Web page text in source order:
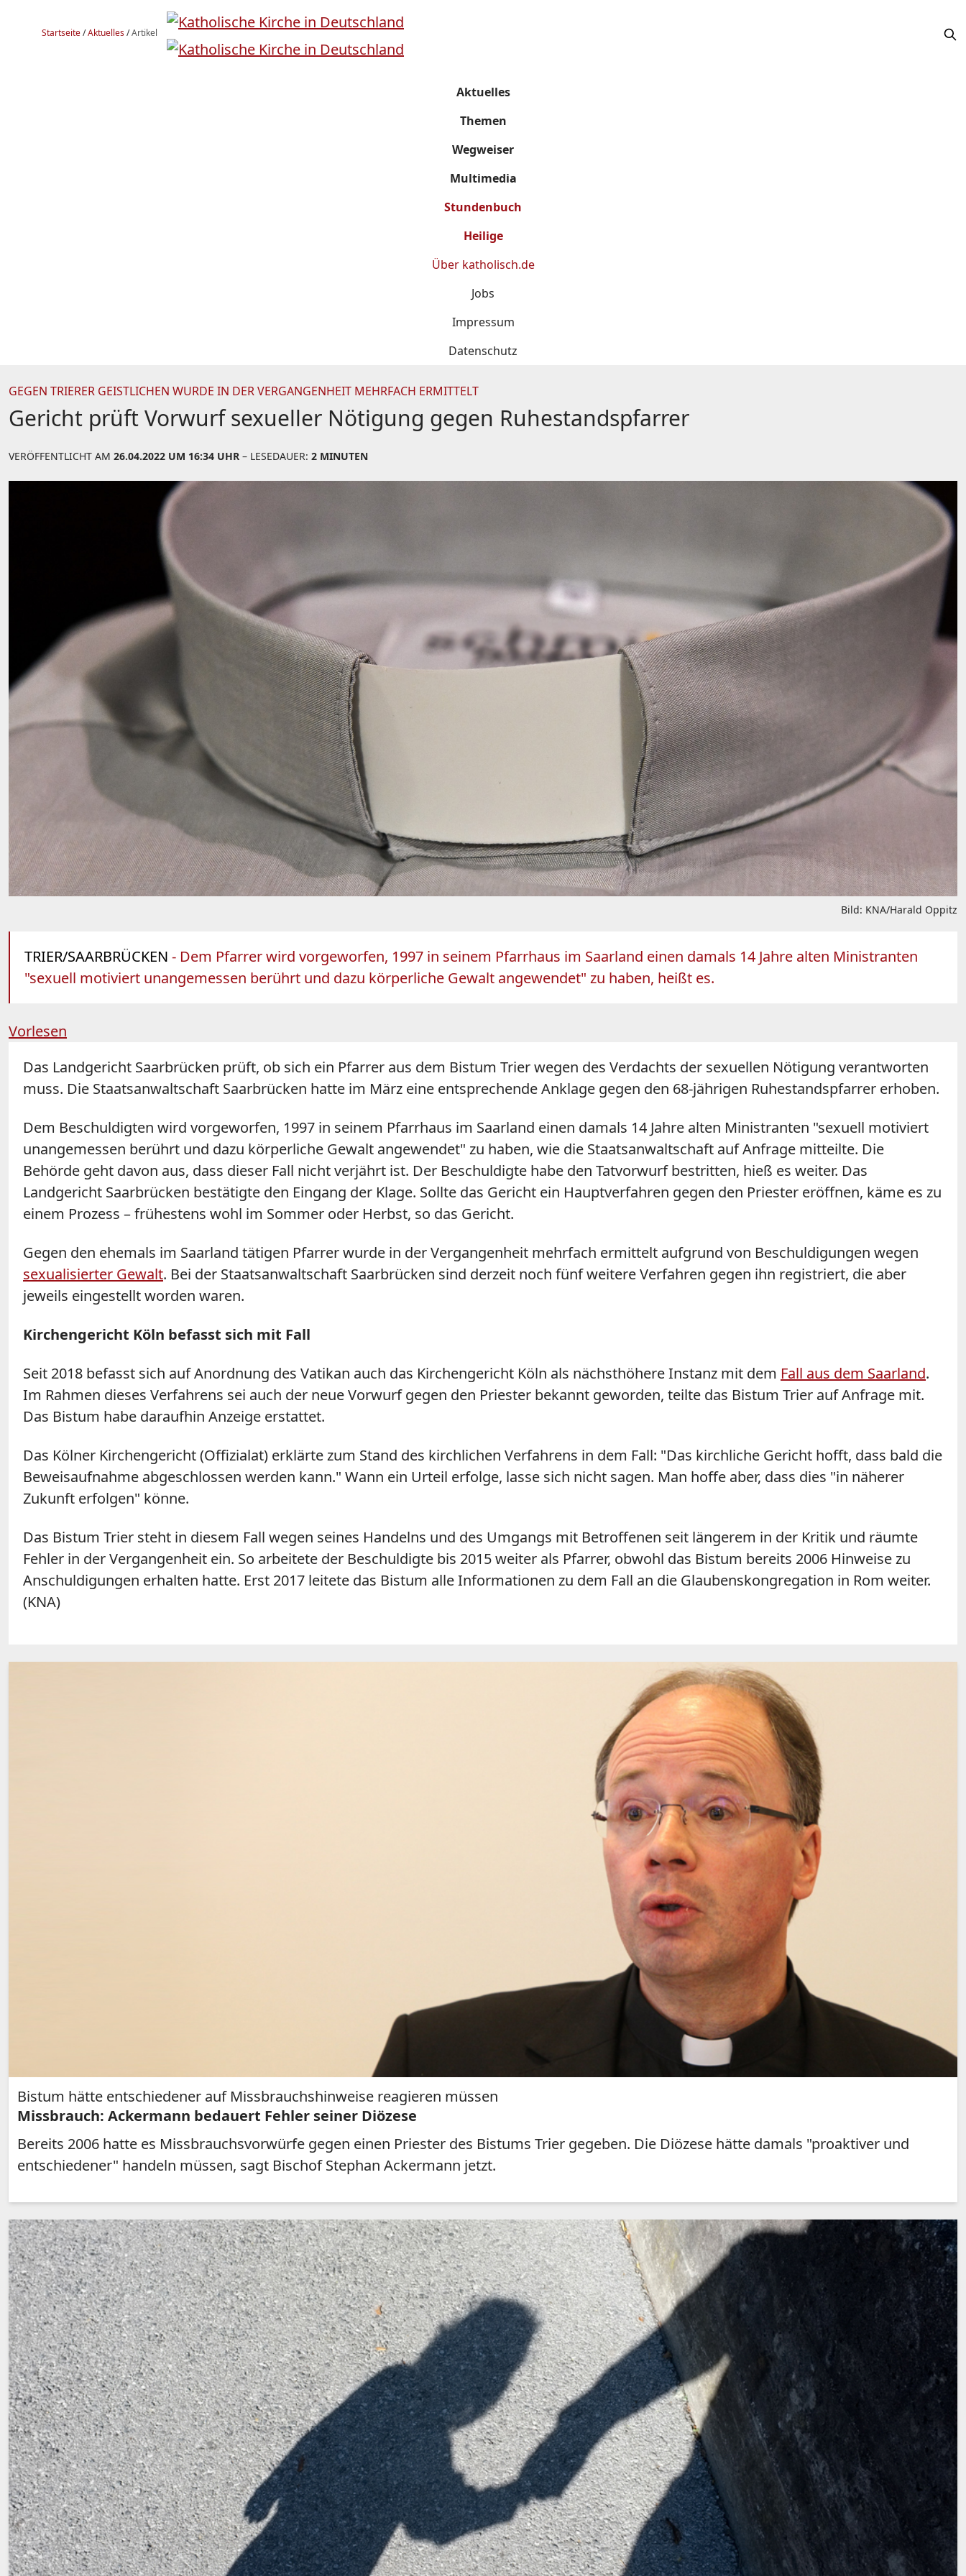
Startseite/Aktuelles/Artikel
Aktuelles
Themen
Wegweiser
Multimedia
Stundenbuch
Heilige
Über katholisch.de
Jobs
Impressum
Datenschutz
GEGEN TRIERER GEISTLICHEN WURDE IN DER VERGANGENHEIT MEHRFACH ERMITTELT
Gericht prüft Vorwurf sexueller Nötigung gegen Ruhestandspfarrer
VERÖFFENTLICHT AM 26.04.2022 UM 16:34 UHR – LESEDAUER: 2 MINUTEN
Bild: KNA/Harald Oppitz
TRIER/SAARBRÜCKEN - Dem Pfarrer wird vorgeworfen, 1997 in seinem Pfarrhaus im Saarland einen damals 14 Jahre alten Ministranten
"sexuell motiviert unangemessen berührt und dazu körperliche Gewalt angewendet" zu haben, heißt es.
Vorlesen
Das Landgericht Saarbrücken prüft, ob sich ein Pfarrer aus dem Bistum Trier wegen des Verdachts der sexuellen Nötigung verantworten
muss. Die Staatsanwaltschaft Saarbrücken hatte im März eine entsprechende Anklage gegen den 68-jährigen Ruhestandspfarrer erhoben.
Dem Beschuldigten wird vorgeworfen, 1997 in seinem Pfarrhaus im Saarland einen damals 14 Jahre alten Ministranten "sexuell motiviert
unangemessen berührt und dazu körperliche Gewalt angewendet" zu haben, wie die Staatsanwaltschaft auf Anfrage mitteilte. Die
Behörde geht davon aus, dass dieser Fall nicht verjährt ist. Der Beschuldigte habe den Tatvorwurf bestritten, hieß es weiter. Das
Landgericht Saarbrücken bestätigte den Eingang der Klage. Sollte das Gericht ein Hauptverfahren gegen den Priester eröffnen, käme es zu
einem Prozess – frühestens wohl im Sommer oder Herbst, so das Gericht.
Gegen den ehemals im Saarland tätigen Pfarrer wurde in der Vergangenheit mehrfach ermittelt aufgrund von Beschuldigungen wegen
sexualisierter Gewalt. Bei der Staatsanwaltschaft Saarbrücken sind derzeit noch fünf weitere Verfahren gegen ihn registriert, die aber
jeweils eingestellt worden waren.
Kirchengericht Köln befasst sich mit Fall
Seit 2018 befasst sich auf Anordnung des Vatikan auch das Kirchengericht Köln als nächsthöhere Instanz mit dem Fall aus dem Saarland.
Im Rahmen dieses Verfahrens sei auch der neue Vorwurf gegen den Priester bekannt geworden, teilte das Bistum Trier auf Anfrage mit.
Das Bistum habe daraufhin Anzeige erstattet.
Das Kölner Kirchengericht (Offizialat) erklärte zum Stand des kirchlichen Verfahrens in dem Fall: "Das kirchliche Gericht hofft, dass bald die
Beweisaufnahme abgeschlossen werden kann." Wann ein Urteil erfolge, lasse sich nicht sagen. Man hoffe aber, dass dies "in näherer
Zukunft erfolgen" könne.
Das Bistum Trier steht in diesem Fall wegen seines Handelns und des Umgangs mit Betroffenen seit längerem in der Kritik und räumte
Fehler in der Vergangenheit ein. So arbeitete der Beschuldigte bis 2015 weiter als Pfarrer, obwohl das Bistum bereits 2006 Hinweise zu
Anschuldigungen erhalten hatte. Erst 2017 leitete das Bistum alle Informationen zu dem Fall an die Glaubenskongregation in Rom weiter.
(KNA)
Bistum hätte entschiedener auf Missbrauchshinweise reagieren müssen
Missbrauch: Ackermann bedauert Fehler seiner Diözese
Bereits 2006 hatte es Missbrauchsvorwürfe gegen einen Priester des Bistums Trier gegeben. Die Diözese hätte damals "proaktiver und
entschiedener" handeln müssen, sagt Bischof Stephan Ackermann jetzt.